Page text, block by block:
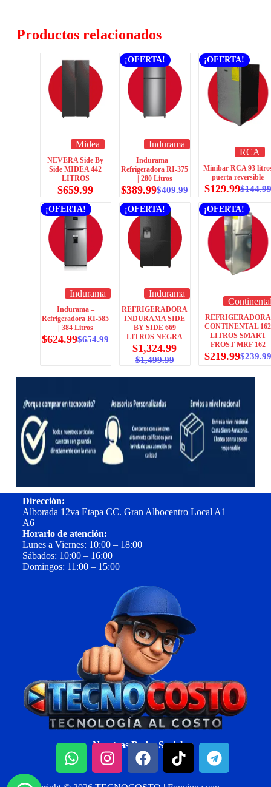
Productos relacionados
Midea
NEVERA Side By
Side MIDEA 442
LITROS
$659.99
¡OFERTA!
Indurama
Indurama –
Refrigeradora RI-375
| 280 Litros
$409.99
$389.99
¡OFERTA!
RCA
Minibar RCA 93
puerta reversible
$144.99
$129.99
¡OFERTA!
Indurama
Indurama –
Refrigeradora RI-585
| 384 Litros
$654.99
$624.99
¡OFERTA!
Indurama
REFRIGERADORA
INDURAMA SIDE
BY SIDE 669
LITROS NEGRA
$1,499.99
$1,324.99
¡OFERTA!
REFRIGERADORA
CONTINENTAL 162
LITROS SMART
FROST MRF 162
$239.99
$219.99
Dirección:
Alborada 12va Etapa CC. Gran Albocentro Local A1 –
A6
Horario de atención:
Lunes a Viernes: 10:00 – 18:00
Sábados: 10:00 – 16:00
Domingos: 11:00 – 15:00
Nuestras Redes Sociales: